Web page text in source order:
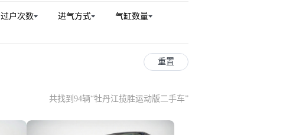
过户次数 进气方式
气缸数量
重置
共找到94辆“牡丹江揽胜运动版二手车”